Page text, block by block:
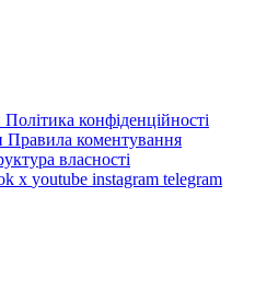
Політика конфіденційності
Правила коментування
власності
x youtube instagram telegram